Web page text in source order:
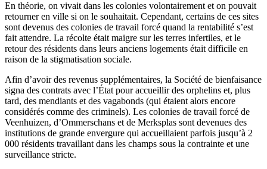
En théorie, on vivait dans les colonies volontairement et on pouvait
retourner en ville si on le souhaitait. Cependant, certains de ces sites
sont devenus des colonies de travail forcé quand la rentabilité s’est
fait attendre. La récolte était maigre sur les terres infertiles, et le
retour des résidents dans leurs anciens logements était difficile en
raison de la stigmatisation sociale.
Afin d’avoir des revenus supplémentaires, la Société de bienfaisance
signa des contrats avec l’État pour accueillir des orphelins et, plus
tard, des mendiants et des vagabonds (qui étaient alors encore
considérés comme des criminels). Les colonies de travail forcé de
Veenhuizen, d’Ommerschans et de Merksplas sont devenues des
institutions de grande envergure qui accueillaient parfois jusqu’à 2
000 résidents travaillant dans les champs sous la contrainte et une
surveillance stricte.